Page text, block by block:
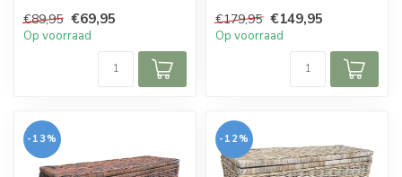
€89,95 €69,95
Op voorraad
mand is...
€179,95 €149,95
Op voorraad
-13% -12%